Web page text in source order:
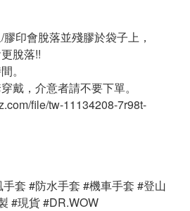
印會脫落並殘膠於袋子上，
脫落!!
。
戴，介意者請不要下單。
file/tw-11134208-7r98t-
套 #防水手套 #機車手套 #登山
#現貨 #DR.WOW